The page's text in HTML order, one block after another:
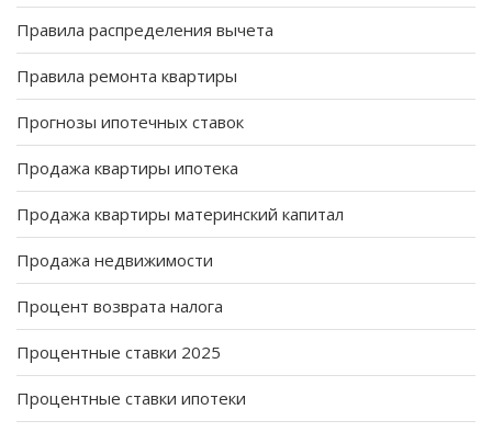
Правила распределения вычета
Правила ремонта квартиры
Прогнозы ипотечных ставок
Продажа квартиры ипотека
Продажа квартиры материнский капитал
Продажа недвижимости
Процент возврата налога
Процентные ставки 2025
Процентные ставки ипотеки